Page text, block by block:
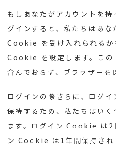
もしあなたがアカウントを持
グインすると、私たちはあな
Cookie を受け入れられるか
Cookie を設定します。こ
含んでおらず、ブラウザーを
ログインの際さらに、ログ
保持するため、私たちはい
ます。ログイン Cookie は2
ン Cookie は1年間保持され